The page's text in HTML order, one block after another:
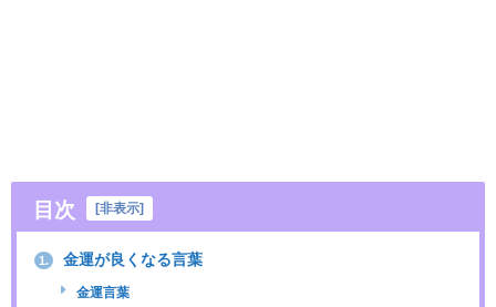
目次 非表示
1. 金運が良くなる言葉
金運言葉